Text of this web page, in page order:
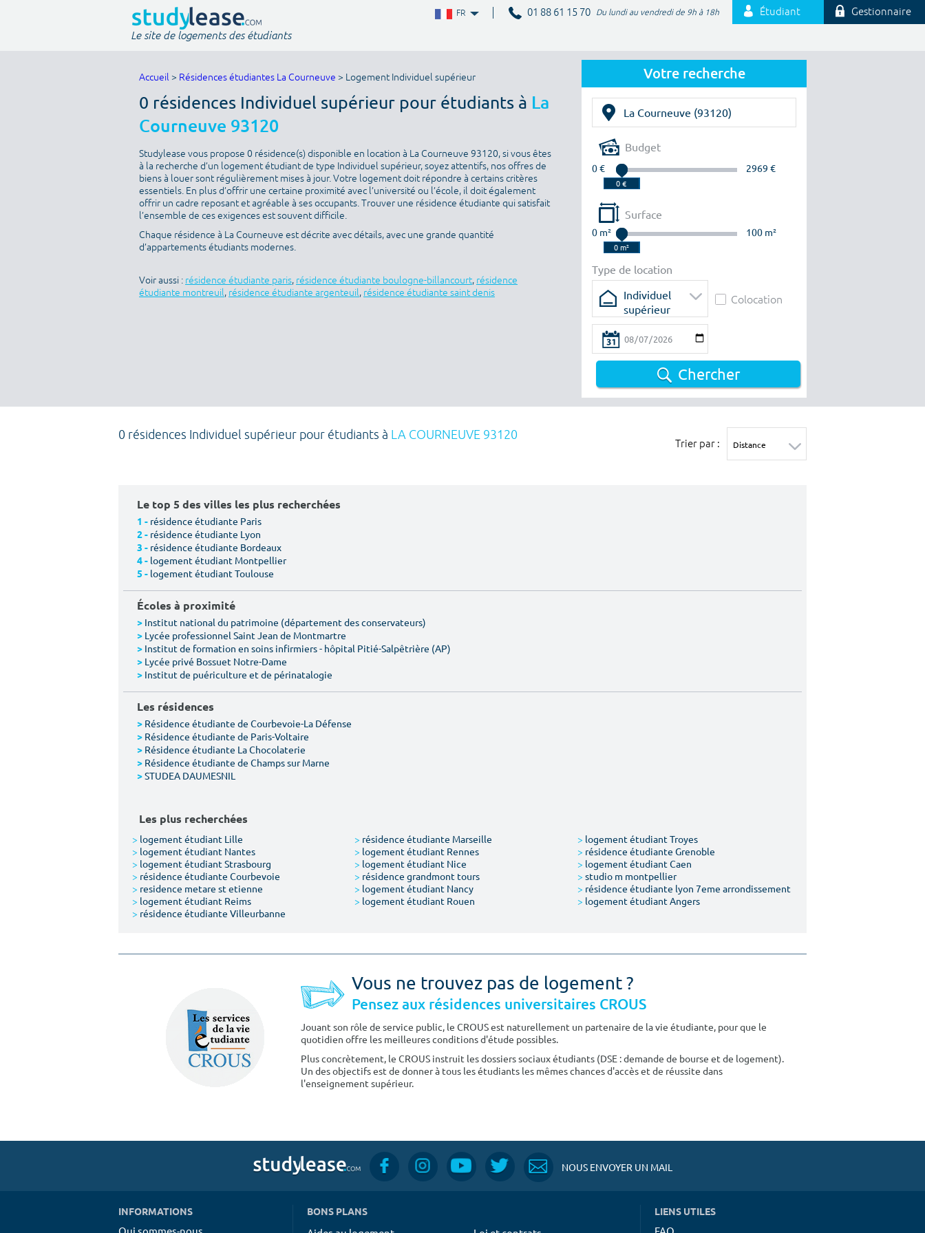
FR 01 88 61 15 70 Du lundi au vendredi de 9h à 18h Étudiant Gestionnaire
Le site de logements des étudiants
Votre recherche
Budget
0 € 2969 €
Surface
0 m² 100 m²
Type de location
Individuel
supérieur
Colocation
Chercher
Accueil > Résidences étudiantes La Courneuve > Logement Individuel supérieur
0 résidences Individuel supérieur pour étudiants à La
Courneuve 93120
Studylease vous propose 0 résidence(s) disponible en location à La Courneuve 93120, si vous êtes
à la recherche d’un logement étudiant de type Individuel supérieur, soyez attentifs, nos offres de
biens à louer sont régulièrement mises à jour. Votre logement doit répondre à certains critères
essentiels. En plus d’offrir une certaine proximité avec l’université ou l’école, il doit également
offrir un cadre reposant et agréable à ses occupants. Trouver une résidence étudiante qui satisfait
l’ensemble de ces exigences est souvent difficile.
Chaque résidence à La Courneuve est décrite avec détails, avec une grande quantité
d’appartements étudiants modernes.
Voir aussi : résidence étudiante paris, résidence étudiante boulogne-billancourt, résidence
étudiante montreuil, résidence étudiante argenteuil, résidence étudiante saint denis
0 résidences Individuel supérieur pour étudiants à LA COURNEUVE 93120
Trier par :
Le top 5 des villes les plus recherchées
1 - résidence étudiante Paris
2 - résidence étudiante Lyon
3 - résidence étudiante Bordeaux
4 - logement étudiant Montpellier
5 - logement étudiant Toulouse
Écoles à proximité
> Institut national du patrimoine (département des conservateurs)
> Lycée professionnel Saint Jean de Montmartre
> Institut de formation en soins infirmiers - hôpital Pitié-Salpêtrière (AP)
> Lycée privé Bossuet Notre-Dame
> Institut de puériculture et de périnatalogie
Les résidences
> Résidence étudiante de Courbevoie-La Défense
> Résidence étudiante de Paris-Voltaire
> Résidence étudiante La Chocolaterie
> Résidence étudiante de Champs sur Marne
>STUDEA DAUMESNIL
Les plus recherchées
> logement étudiant Lille > résidence étudiante Marseille > logement étudiant Troyes
> logement étudiant Nantes > logement étudiant Rennes > résidence étudiante Grenoble
> logement étudiant Strasbourg > logement étudiant Nice > logement étudiant Caen
> résidence étudiante Courbevoie > résidence grandmont tours > studio m montpellier
> residence metare st etienne > logement étudiant Nancy > résidence étudiante lyon 7eme arrondissement
> logement étudiant Reims > logement étudiant Rouen > logement étudiant Angers
> résidence étudiante Villeurbanne
Vous ne trouvez pas de logement ?
Pensez aux résidences universitaires CROUS
Jouant son rôle de service public, le CROUS est naturellement un partenaire de la vie étudiante, pour que le
quotidien offre les meilleures conditions d'étude possibles.
Plus concrètement, le CROUS instruit les dossiers sociaux étudiants (DSE : demande de bourse et de logement).
Un des objectifs est de donner à tous les étudiants les mêmes chances d'accès et de réussite dans
l'enseignement supérieur.
NOUS ENVOYER UN MAIL
INFORMATIONS BONS PLANS LIENS UTILES